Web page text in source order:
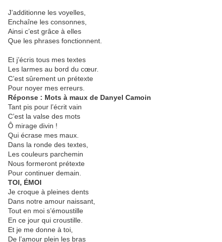
J’additionne les voyelles,
Enchaîne les consonnes,
Ainsi c’est grâce à elles
Que les phrases fonctionnent.
Et j’écris tous mes textes
Les larmes au bord du cœur.
C’est sûrement un prétexte
Pour noyer mes erreurs.
Réponse : Mots à maux de Danyel Camoin
Tant pis pour l’écrit vain
C’est la valse des mots
Ô mirage divin !
Qui écrase mes maux.
Dans la ronde des textes,
Les couleurs parchemin
Nous formeront prétexte
Pour continuer demain.
TOI, ÉMOI
Je croque à pleines dents
Dans notre amour naissant,
Tout en moi s’émoustille
En ce jour qui croustille.
Et je me donne à toi,
De l’amour plein les bras